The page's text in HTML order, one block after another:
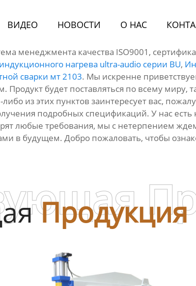
BИДЕО НОВОСТИ О HАС
менеджмента качества ISO9001,
нагрева ultra-audio серии BU,
сварки мт 2103. Мы искренне
Продукт будет поставляться по всему миру,
из этих пунктов заинтересует вас,
подробных спецификаций. У нас
любые требования, мы с нетерпением
в будущем. Добро пожаловать, чтобы
Продукция